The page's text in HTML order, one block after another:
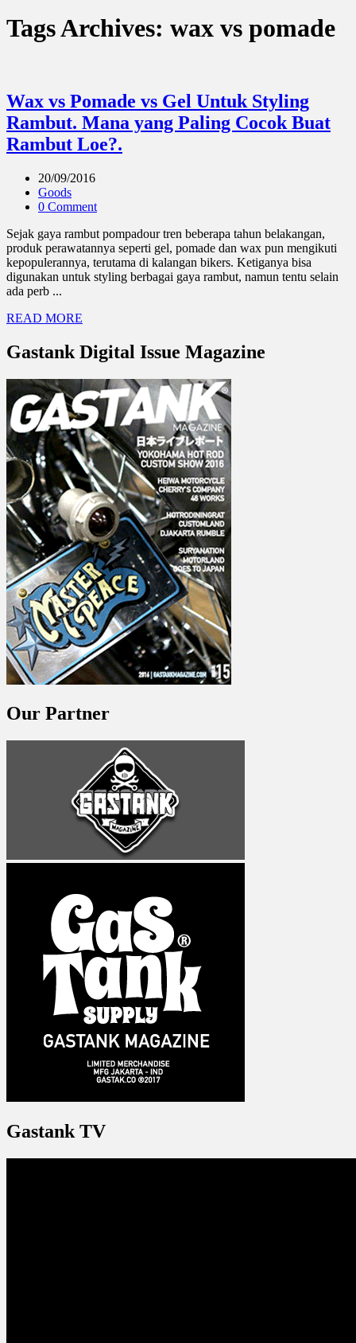
Tags Archives: wax vs pomade
Wax vs Pomade vs Gel Untuk Styling
Rambut. Mana yang Paling Cocok Buat
Rambut Loe?.
20/09/2016
Goods
0 Comment
Sejak gaya rambut pompadour tren beberapa tahun belakangan,
produk perawatannya seperti gel, pomade dan wax pun mengikuti
kepopulerannya, terutama di kalangan bikers. Ketiganya bisa
digunakan untuk styling berbagai gaya rambut, namun tentu selain
ada perb ...
READ MORE
Gastank Digital Issue Magazine
Our Partner
Gastank TV